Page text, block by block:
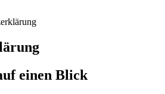
einen Blick